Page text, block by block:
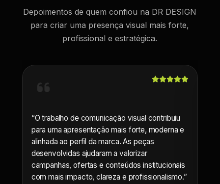
Depoimentos de quem confiou na DR DESIGN
para criar uma presença visual mais forte,
profissional e estratégica.
“O trabalho de comunicação visual contribuiu
para uma apresentação mais forte, moderna e
alinhada ao perfil da marca. As peças
desenvolvidas ajudaram a valorizar
campanhas, ofertas e conteúdos institucionais
com mais impacto, clareza e profissionalismo.”